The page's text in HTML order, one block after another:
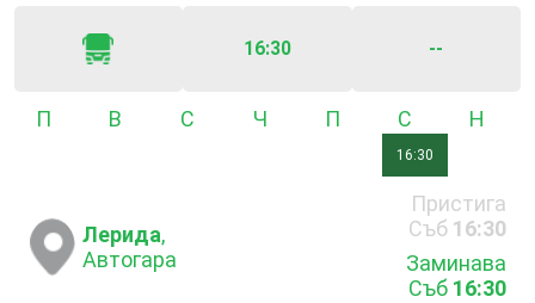
16:30 --
ПонеделникВторник Четвъртък Събота
16:30
Лерида,
Автогара
Пристига
Съб 16:30
Заминава
Съб 16:30